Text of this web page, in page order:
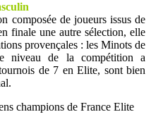
composée de joueurs issus de
finale une autre sélection, elle
provençales : les Minots de
niveau de la compétition a
de 7 en Elite, sont bien
champions de France Elite